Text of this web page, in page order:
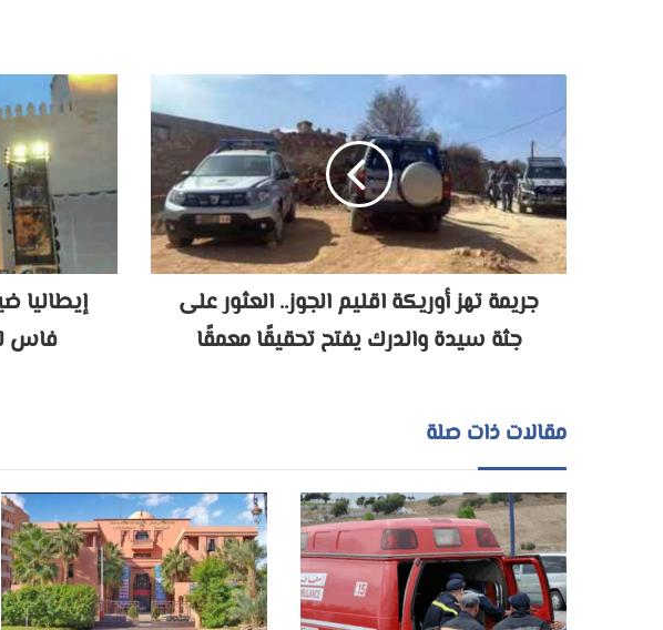
جريمة تهز أوريكة اقليم الجوز.. العثور على
جثة سيدة والدرك يفتح تحقيقًا معمقًا
فاس
مقالات ذات صلة